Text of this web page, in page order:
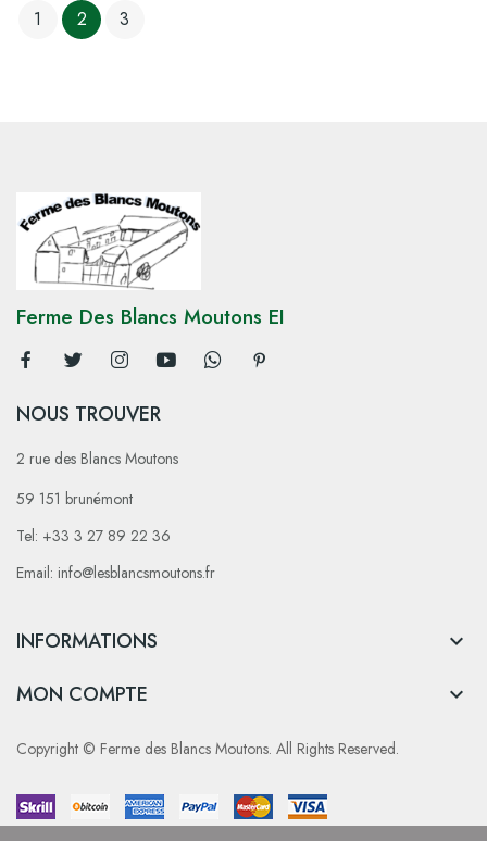
1 2 3
Ferme Des Blancs Moutons EI
NOUS TROUVER
2 rue des Blancs Moutons
59 151 brunémont
Tel: +33 3 27 89 22 36
Email: info@lesblancsmoutons.fr
INFORMATIONS 
MON COMPTE 
Copyright © Ferme des Blancs Moutons. All Rights Reserved.